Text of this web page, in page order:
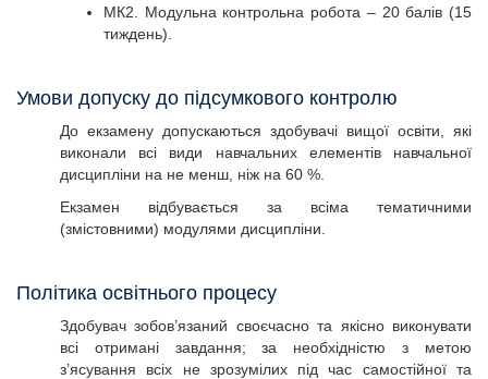
МК2. Модульна контрольна робота – 20 балів (15
тиждень).
Умови допуску до підсумкового контролю
До екзамену допускаються здобувачі вищої освіти, які
виконали всі види навчальних елементів навчальної
дисципліни на не менш, ніж на 60 %.
Екзамен відбувається за всіма тематичними
(змістовними) модулями дисципліни.
Політика освітнього процесу
Здобувач зобов’язаний своєчасно та якісно виконувати
всі отримані завдання; за необхідністю з метою
з’ясування всіх не зрозумілих під час самостійної та